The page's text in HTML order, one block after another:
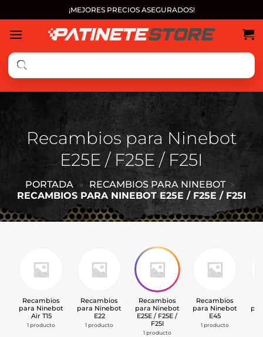
al
contenido
¡MEJORES PRECIOS ASEGURADOS!
Recambios para Ninebot
E25E / F25E / F25I
PORTADA » RECAMBIOS PARA NINEBOT »
RECAMBIOS PARA NINEBOT E25E / F25E / F25I
Recambios
para Ninebot
Air T15
1 producto
Recambios
para Ninebot
E22
1 producto
Recambios
para Ninebot
E25E / F25E /
F25I
1 producto
Recambios
para Ninebot
E45
1 producto